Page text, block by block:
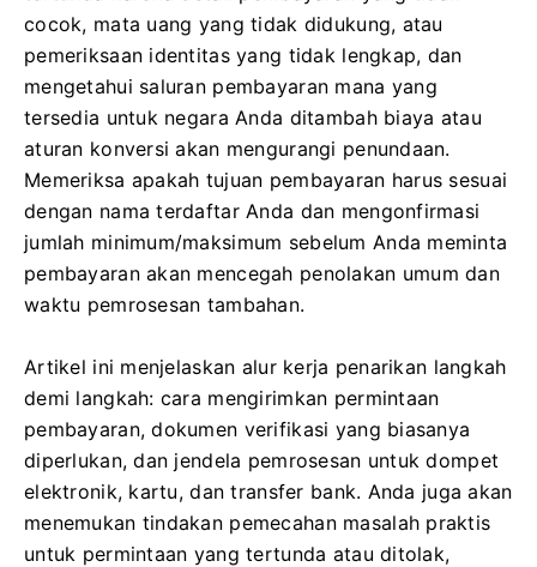
cocok, mata uang yang tidak didukung, atau
pemeriksaan identitas yang tidak lengkap, dan
mengetahui saluran pembayaran mana yang
tersedia untuk negara Anda ditambah biaya atau
aturan konversi akan mengurangi penundaan.
Memeriksa apakah tujuan pembayaran harus sesuai
dengan nama terdaftar Anda dan mengonfirmasi
jumlah minimum/maksimum sebelum Anda meminta
pembayaran akan mencegah penolakan umum dan
waktu pemrosesan tambahan.
Artikel ini menjelaskan alur kerja penarikan langkah
demi langkah: cara mengirimkan permintaan
pembayaran, dokumen verifikasi yang biasanya
diperlukan, dan jendela pemrosesan untuk dompet
elektronik, kartu, dan transfer bank. Anda juga akan
menemukan tindakan pemecahan masalah praktis
untuk permintaan yang tertunda atau ditolak,